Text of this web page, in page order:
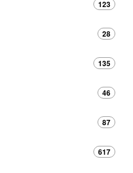
123
28
135
46
87
617